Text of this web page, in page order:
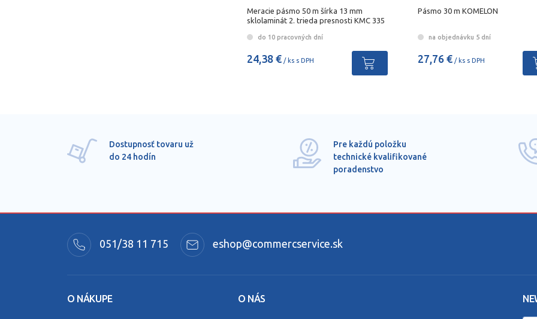
Meracie pásmo 50 m šírka 13 mm
sklolaminát 2. trieda presnosti KMC 335
do 10 pracovných dní
24,38 € / ks s DPH
Pásmo 30 m KOMELON
na objednávku 5 dní
27,76 €/ ks s DPH
Dostupnosť tovaru už
do 24 hodín
Pre každú položku
technické kvalifikované
poradenstvo
051/38 11 715 eshop@commercservice.sk
O NÁKUPE O NÁS